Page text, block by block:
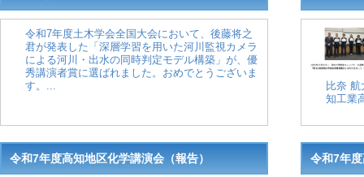
令和7年度土木学会全国大会において、後藤将之
君が発表した「深層学習を用いた河川監視カメラ
による河川・出水の同時判定モデル構築」が、優
秀講演者賞に選ばれました。おめでとうございま
す。...
比奈
知工業
令和7年度高知地区化学講演会（報告） 令和7年